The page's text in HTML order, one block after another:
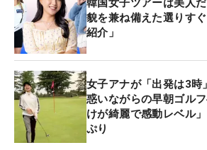
韓国女子ツアーは美人
貌を兼ね備えた選りす
紹介」
女子アナが「出発は3時
惑いながらの早朝ゴル
けが綺麗で感動レベル
ぷり